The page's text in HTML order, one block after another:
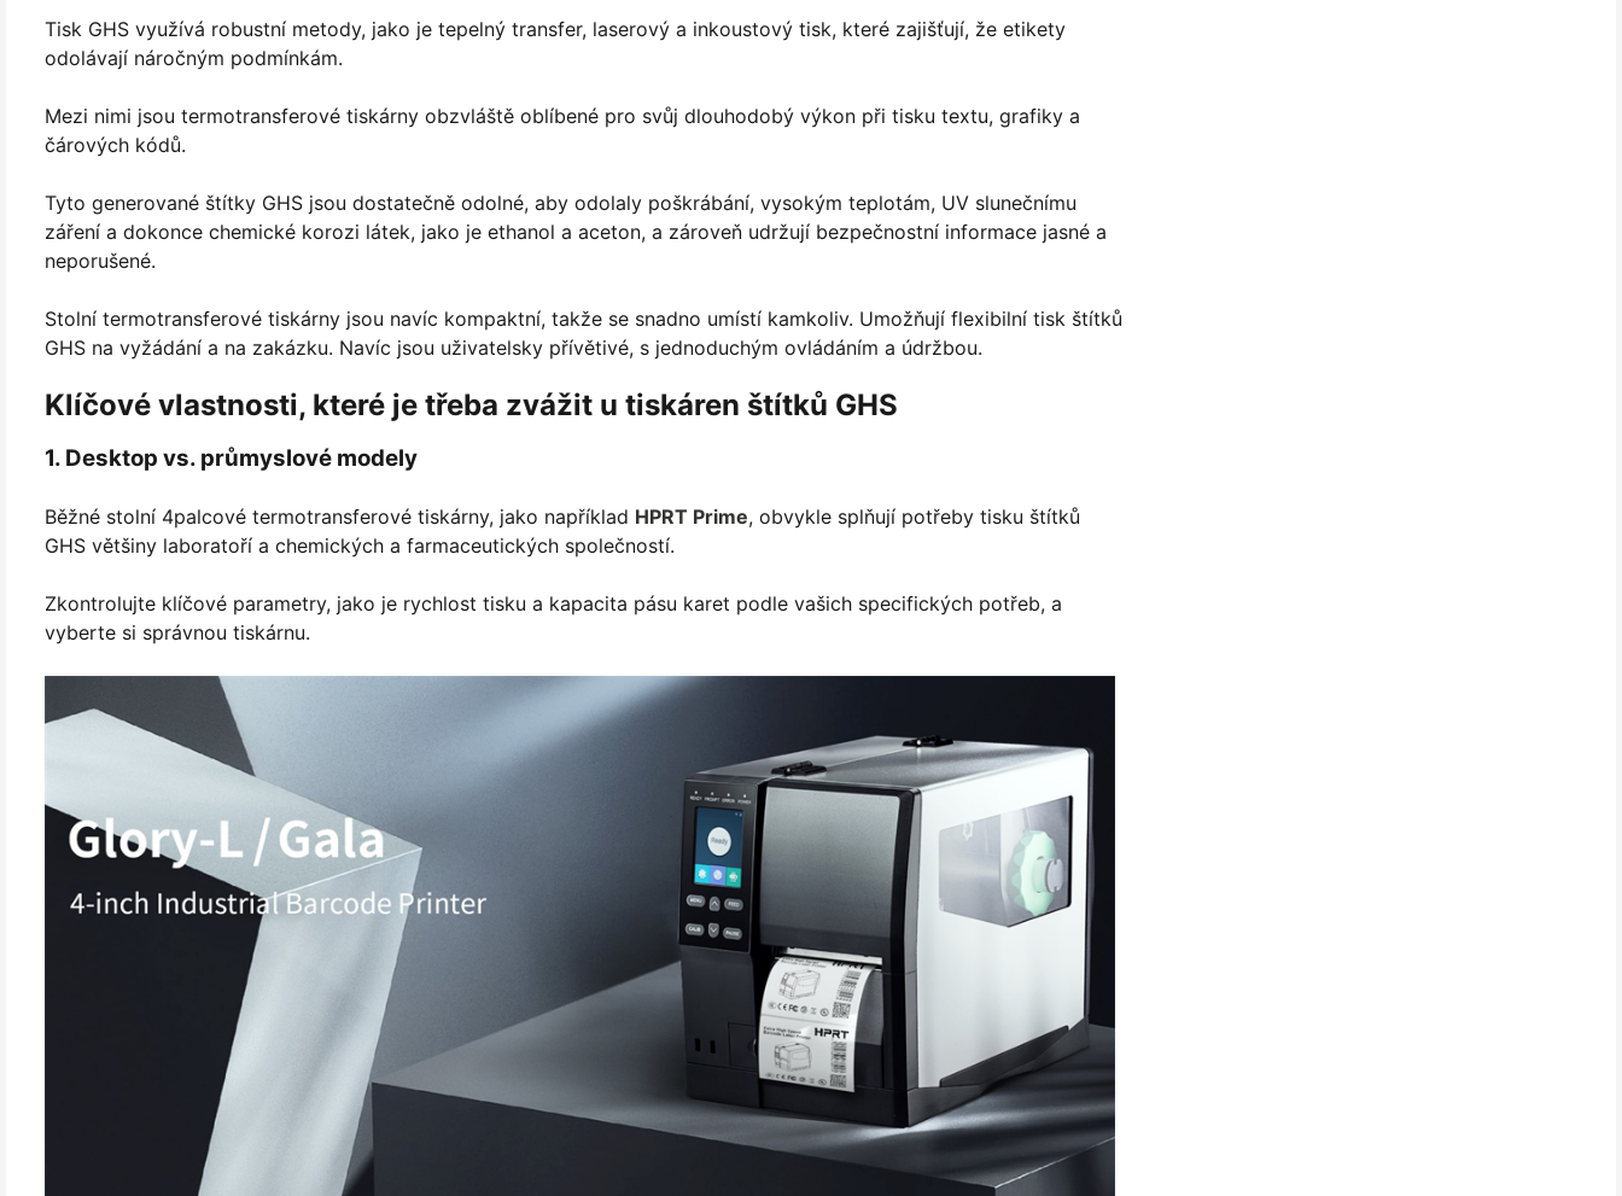
Tisk GHS využívá robustní metody, jako je tepelný transfer, laserový a inkoustový tisk, které zajišťují, že etikety
odolávají náročným podmínkám.
Mezi nimi jsou termotransferové tiskárny obzvláště oblíbené pro svůj dlouhodobý výkon při tisku textu, grafiky a
čárových kódů.
Tyto generované štítky GHS jsou dostatečně odolné, aby odolaly poškrábání, vysokým teplotám, UV slunečnímu
záření a dokonce chemické korozi látek, jako je ethanol a aceton, a zároveň udržují bezpečnostní informace jasné a
neporušené.
Stolní termotransferové tiskárny jsou navíc kompaktní, takže se snadno umístí kamkoliv. Umožňují flexibilní tisk štítků
GHS na vyžádání a na zakázku. Navíc jsou uživatelsky přívětivé, s jednoduchým ovládáním a údržbou.
Klíčové vlastnosti, které je třeba zvážit u tiskáren štítků GHS
1. Desktop vs. průmyslové modely
Běžné stolní 4palcové termotransferové tiskárny, jako například HPRT Prime, obvykle splňují potřeby tisku štítků
GHS většiny laboratoří a chemických a farmaceutických společností.
Zkontrolujte klíčové parametry, jako je rychlost tisku a kapacita pásu karet podle vašich specifických potřeb, a
vyberte si správnou tiskárnu.